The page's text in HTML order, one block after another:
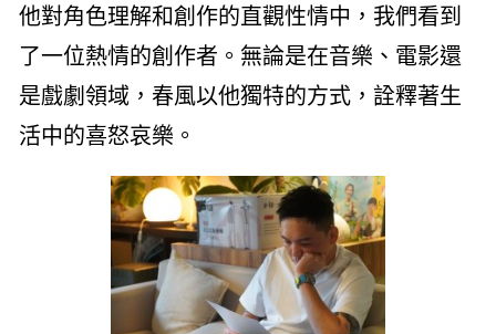
他對角色理解和創作的直觀性情中，我們看到
了一位熱情的創作者。無論是在音樂、電影還
是戲劇領域，春風以他獨特的方式，詮釋著生
活中的喜怒哀樂。